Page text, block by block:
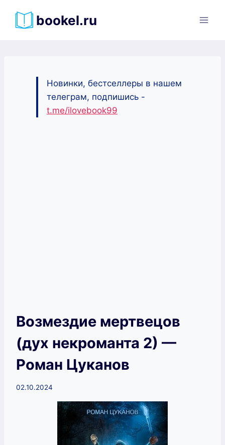
bookel.ru
Новинки, бестселлеры в нашем
телеграм, подпишись -
t.me/ilovebook99
Возмездие мертвецов
(дух некроманта 2) —
Роман Цуканов
02.10.2024